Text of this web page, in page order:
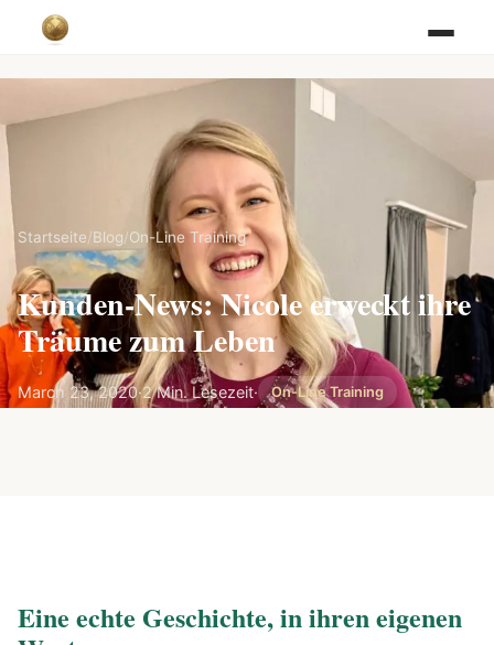
Startseite/Blog/On-Line Training
Kunden-News: Nicole erweckt ihre
Träume zum Leben
March 23, 2020·2 Min. Lesezeit· On-Line Training
Eine echte Geschichte, in ihren eigenen